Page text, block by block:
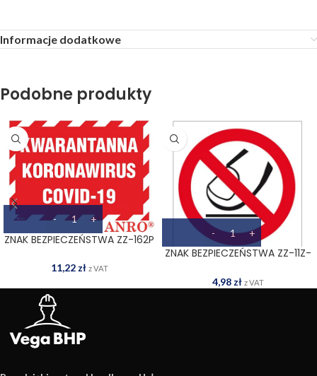
Informacje dodatkowe
Podobne produkty
ZNAK BEZPIECZEŃSTWA ZZ-162P
11,22 zł z VAT
ZNAK BEZPIECZEŃSTWA ZZ-11Z-
4,98 zł z VAT